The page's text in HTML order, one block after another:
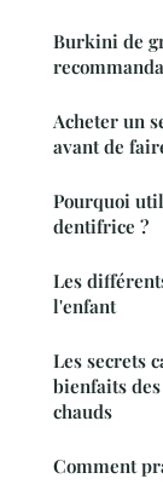
Burkini de
Acheter un
avant de
Pourquoi
dentifrice ?
Les
l'enfant
Les secrets
bienfaits
chauds
Comment